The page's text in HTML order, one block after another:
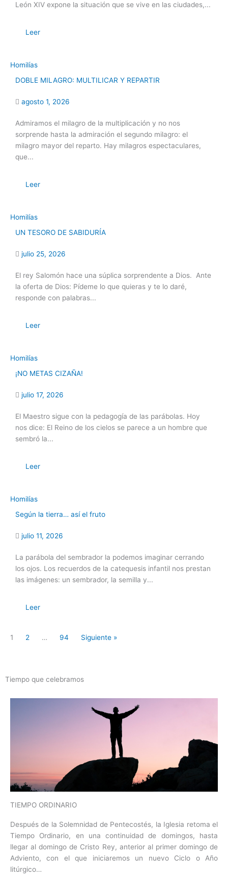
León XIV expone la situación que se vive en las ciudades,...
Leer
Homilías
DOBLE MILAGRO: MULTILICAR Y REPARTIR
agosto 1, 2026
Admiramos el milagro de la multiplicación y no nos
sorprende hasta la admiración el segundo milagro: el
milagro mayor del reparto. Hay milagros espectaculares,
que...
Leer
Homilías
UN TESORO DE SABIDURÍA
julio 25, 2026
El rey Salomón hace una súplica sorprendente a Dios. Ante
la oferta de Dios: Pídeme lo que quieras y te lo daré,
responde con palabras...
Leer
Homilías
¡NO METAS CIZAÑA!
julio 17, 2026
El Maestro sigue con la pedagogía de las parábolas. Hoy
nos dice: El Reino de los cielos se parece a un hombre que
sembró la...
Leer
Homilías
Según la tierra… así el fruto
julio 11, 2026
La parábola del sembrador la podemos imaginar cerrando
los ojos. Los recuerdos de la catequesis infantil nos prestan
las imágenes: un sembrador, la semilla y...
Leer
1 2 … 94 Siguiente »
Tiempo que celebramos
TIEMPO ORDINARIO
Después de la Solemnidad de Pentecostés, la Iglesia retoma el
Tiempo Ordinario, en una continuidad de domingos, hasta
llegar al domingo de Cristo Rey, anterior al primer domingo de
Adviento, con el que iniciaremos un nuevo Ciclo o Año
litúrgico…